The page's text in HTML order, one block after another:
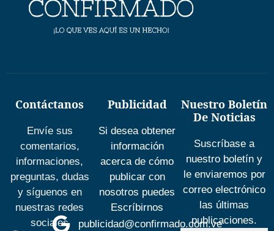
Contáctanos
Envíe sus
comentarios,
informaciones,
preguntas, dudas
y síguenos en
nuestras redes
sociales
Publicidad
Si desea obtener
información
acerca de cómo
publicar con
nosotros puedes
Escríbirnos
publicidad@confirmado.com.ve
Nuestro Boletín
De Noticias
Suscríbase a
nuestro boletín y
le enviaremos por
correo electrónico
las últimas
publicaciones.